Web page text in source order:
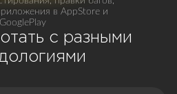
в AppStore и
GooglePlay
с разными